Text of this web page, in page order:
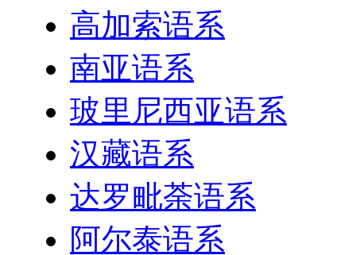
高加索语系
南亚语系
玻里尼西亚语系
汉藏语系
达罗毗荼语系
阿尔泰语系